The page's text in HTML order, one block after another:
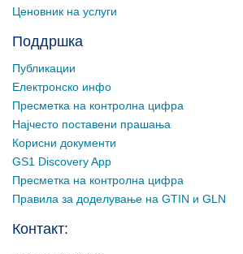
Ценовник на услуги
Поддршка
Публикации
Електронско инфо
Пресметка на контролна цифра
Најчесто поставени прашања
Корисни документи
GS1 Discovery App
Пресметка на контролна цифра
Правила за доделување на GTIN и GLN
Контакт: